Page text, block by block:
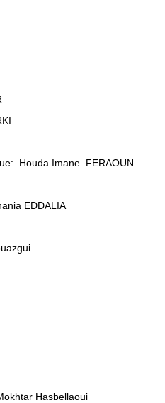
Houda Imane FERAOUN
EDDALIA
Hasbellaoui